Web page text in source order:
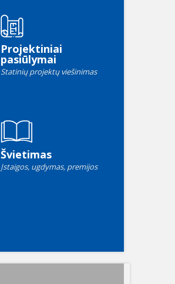
Projektiniai
pasiūlymai
Statinių projektų viešinimas
Švietimas
Įstaigos, ugdymas, premijos